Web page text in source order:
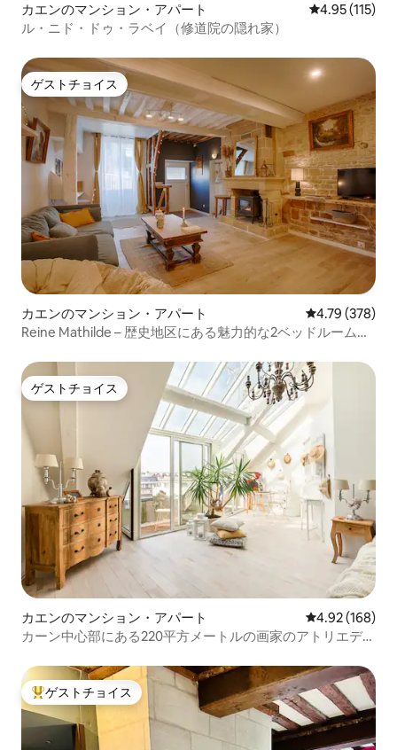
カエンのマンション・アパート レビュー115
4.95 (115)
ル・ニド・ドゥ・ラベイ（修道院の隠れ家）
ゲストチョイス
ゲストチョイス
カエンのマンション・アパート レビュー378
4.79 (378)
Reine Mathilde – 歴史地区にある魅力的な2ベッドルームの
ゲストチョイス
ゲストチョイス
カエンのマンション・アパート レビュー168
4.92 (168)
カーン中心部にある220平方メートルの画家のアトリエデュ
大好評のゲストチョイスです。
ゲストチョイス